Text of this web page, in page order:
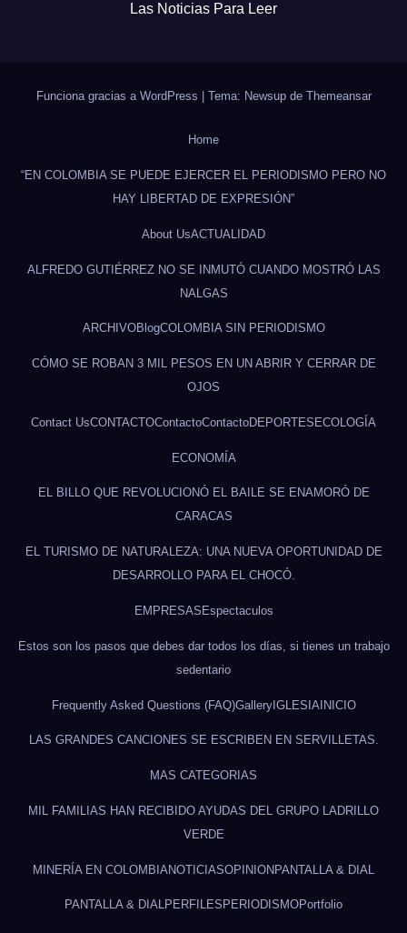
Las Noticias Para Leer
Funciona gracias a WordPress Tema: Newsup de Themeansar
Home
“EN COLOMBIA SE PUEDE EJERCER EL PERIODISMO PERO NO
HAY LIBERTAD DE EXPRESIÓN”
About UsACTUALIDAD
ALFREDO GUTIÉRREZ NO SE INMUTÓ CUANDO MOSTRÓ LAS
NALGAS
ARCHIVOBlogCOLOMBIA SIN PERIODISMO
CÓMO SE ROBAN 3 MIL PESOS EN UN ABRIR Y CERRAR DE
OJOS
Contact UsCONTACTOContactoContactoDEPORTES ECOLOGÍA
ECONOMÍA
EL BILLO QUE REVOLUCIONÓ EL BAILE SE ENAMORÓ DE
CARACAS
EL TURISMO DE NATURALEZA: UNA NUEVA OPORTUNIDAD DE
DESARROLLO PARA EL CHOCÓ.
EMPRESAS Espectaculos
Estos son los pasos que debes dar todos los días, si tienes un trabajo
sedentario
Frequently Asked Questions (FAQ)GalleryIGLESIAINICIO
LAS GRANDES CANCIONES SE ESCRIBEN EN SERVILLETAS.
MAS CATEGORIAS
MIL FAMILIAS HAN RECIBIDO AYUDAS DEL GRUPO LADRILLO
VERDE
MINERÍA EN COLOMBIANOTICIASOPINIONPANTALLA & DIAL
PANTALLA & DIALPERFILES PERIODISMOPortfolio